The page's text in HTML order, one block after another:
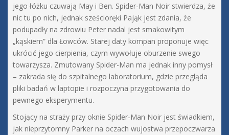
jego łóżku czuwają May i Ben. Spider-Man Noir stwierdza, że
nic tu po nich, jednak sześcioręki Pająk jest zdania, że
podupadły na zdrowiu Peter nadal jest smakowitym
„kąskiem” dla Łowców. Starej daty kompan proponuje więc
ukrócić jego cierpienia, czym wywołuje oburzenie swego
towarzysza. Zmutowany Spider-Man ma jednak inny pomysł
– zakrada się do szpitalnego laboratorium, gdzie przegląda
pliki badań w laptopie i rozpoczyna przygotowania do
pewnego eksperymentu.
Stojący na straży przy oknie Spider-Man Noir jest świadkiem,
jak nieprzytomny Parker na oczach wujostwa przepoczwarza